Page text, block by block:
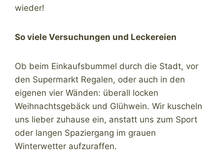
wieder!
So viele Versuchungen und Leckereien
Ob beim Einkaufsbummel durch die Stadt, vor
den Supermarkt Regalen, oder auch in den
eigenen vier Wänden: überall locken
Weihnachtsgebäck und Glühwein. Wir kuscheln
uns lieber zuhause ein, anstatt uns zum Sport
oder langen Spaziergang im grauen
Winterwetter aufzuraffen.